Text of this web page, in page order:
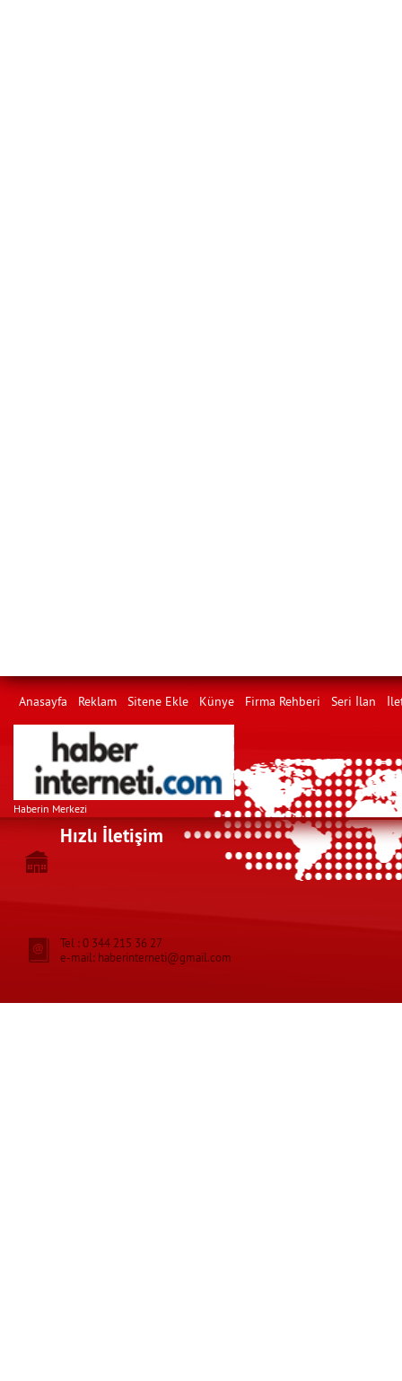
Anasayfa Reklam Sitene Ekle Künye Firma Rehberi Seri İlan
Haberin Merkezi
Hızlı İletişim
Tel : 0 344 215 36 27
e-mail: haberinterneti@gmail.com